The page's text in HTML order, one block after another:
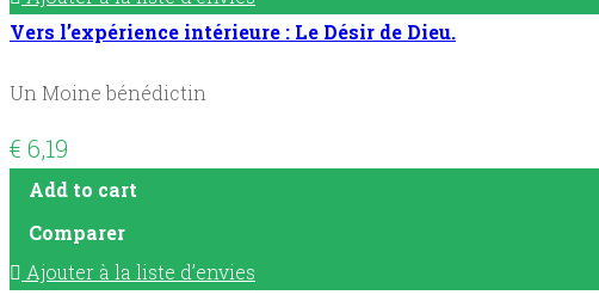
Vers l’expérience intérieure : Le Désir de Dieu.
Un Moine bénédictin
€ 6,19
Add to cart
Comparer
Ajouter à la liste d’envies